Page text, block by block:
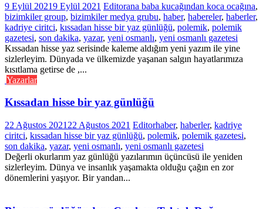
9 Eylül 20219 Eylül 2021 Editorana baba kucağından koca ocağına,
bizimkiler group, bizimkiler medya grubu, haber, habereler, haberler,
kadriye ciritci, kıssadan hisse bir yaz günlüğü, polemik, polemik
gazetesi, son dakika, yazar, yeni osmanlı, yeni osmanlı gazetesi
Kıssadan hisse yaz serisinde kaleme aldığım yeni yazım ile yine
sizlerleyim. Dünyada ve ülkemizde yaşanan salgın hayatlarımıza
kısıtlama getirse de ,...
Yazarlar
Kıssadan hisse bir yaz günlüğü
22 Ağustos 2021 22 Ağustos 2021 Editorhaber, haberler, kadriye
ciritci, kıssadan hisse bir yaz günlüğü, polemik, polemik gazetesi,
son dakika, yazar, yeni osmanlı, yeni osmanlı gazetesi
Değerli okurlarım yaz günlüğü yazılarımın üçüncüsü ile yeniden
sizlerleyim. Dünya ve insanlık yaşamakta olduğu çağın en zor
dönemlerini yaşıyor. Bir yandan...